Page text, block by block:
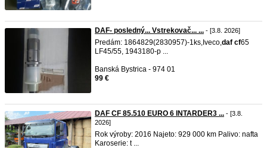
DAF- posledný... Vstrekovač... ... - [3.8. 2026]
Predám: 1864829(2830957)-1ks,Iveco,daf cf65
LF45/55, 1943180-p ...
Banská Bystrica - 974 01
99 €
DAF CF 85.510 EURO 6 INTARDER3 ... - [3.8.
2026]
Rok výroby: 2016 Najeto: 929 000 km Palivo: nafta
Karoserie: t ...